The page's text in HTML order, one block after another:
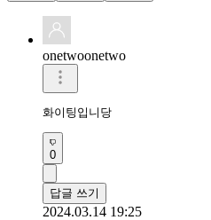
onetwoonetwo
화이팅입니당
0
답글 쓰기
2024.03.14 19:25